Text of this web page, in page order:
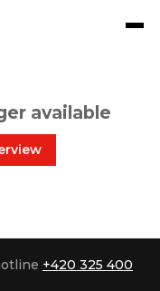
available
+420 325 400